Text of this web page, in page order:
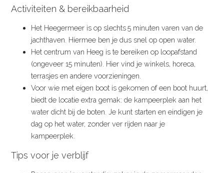
Activiteiten & bereikbaarheid
Het Heegermeer is op slechts 5 minuten varen van de
jachthaven. Hiermee ben je dus snel op open water.
Het centrum van Heeg is te bereiken op loopafstand
(ongeveer 15 minuten). Hier vind je winkels, horeca,
terrasjes en andere voorzieningen.
​Voor wie met eigen boot is gekomen of een boot huurt,
biedt de locatie extra gemak: de kampeerplek aan het
water dicht bij de boten. Je kunt starten en eindigen je
dag op het water, zonder ver rijden naar je
kampeerplek.
Tips voor je verblijf